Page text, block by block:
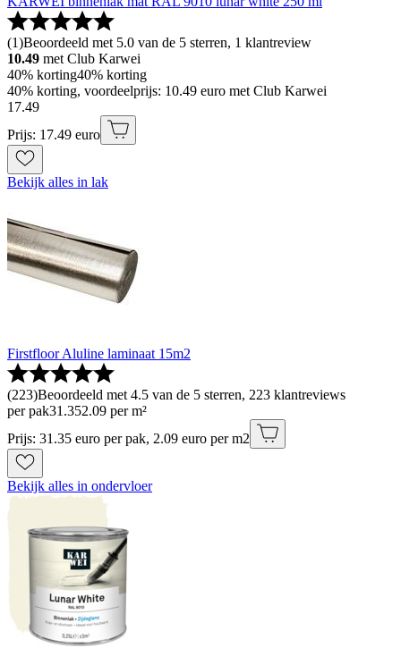
(1)Beoordeeld met 5.0 van de 5 sterren, 1 klantreview
10.49 met Club Karwei
40% korting40% korting
40% korting, voordeelprijs: 10.49 euro met Club Karwei
17.49
Prijs: 17.49 euro
Bekijk alles in lak
Firstfloor Aluline laminaat 15m2
(223)Beoordeeld met 4.5 van de 5 sterren, 223 klantreviews
per pak31 .352.09 per m²
Prijs: 31.35 euro per pak, 2.09 euro per m2
Bekijk alles in ondervloer